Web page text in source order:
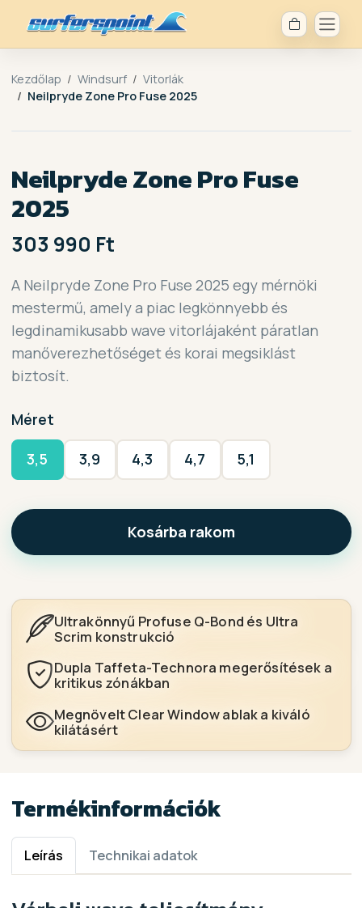
Kezdőlap Windsurf
Vitorlák
Neilpryde Zone Pro Fuse 2025
Neilpryde Zone Pro Fuse
2025
303 990 Ft
A Neilpryde Zone Pro Fuse 2025 egy mérnöki
mestermű, amely a piac legkönnyebb és
legdinamikusabb wave vitorlájaként páratlan
manőverezhetőséget és korai megsiklást
biztosít.
Méret
3,5 3,9 4,3 4,7 5,1
Kosárba rakom
Ultrakönnyű Profuse Q-Bond és Ultra
Scrim konstrukció
Dupla Taffeta-Technora megerősítések a
kritikus zónákban
Megnövelt Clear Window ablak a kiváló
kilátásért
Termékinformációk
Leírás Technikai adatok